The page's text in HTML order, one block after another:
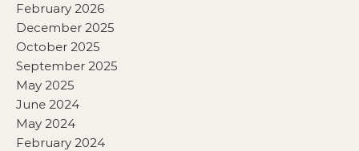
February 2026
December 2025
October 2025
September 2025
May 2025
June 2024
May 2024
February 2024